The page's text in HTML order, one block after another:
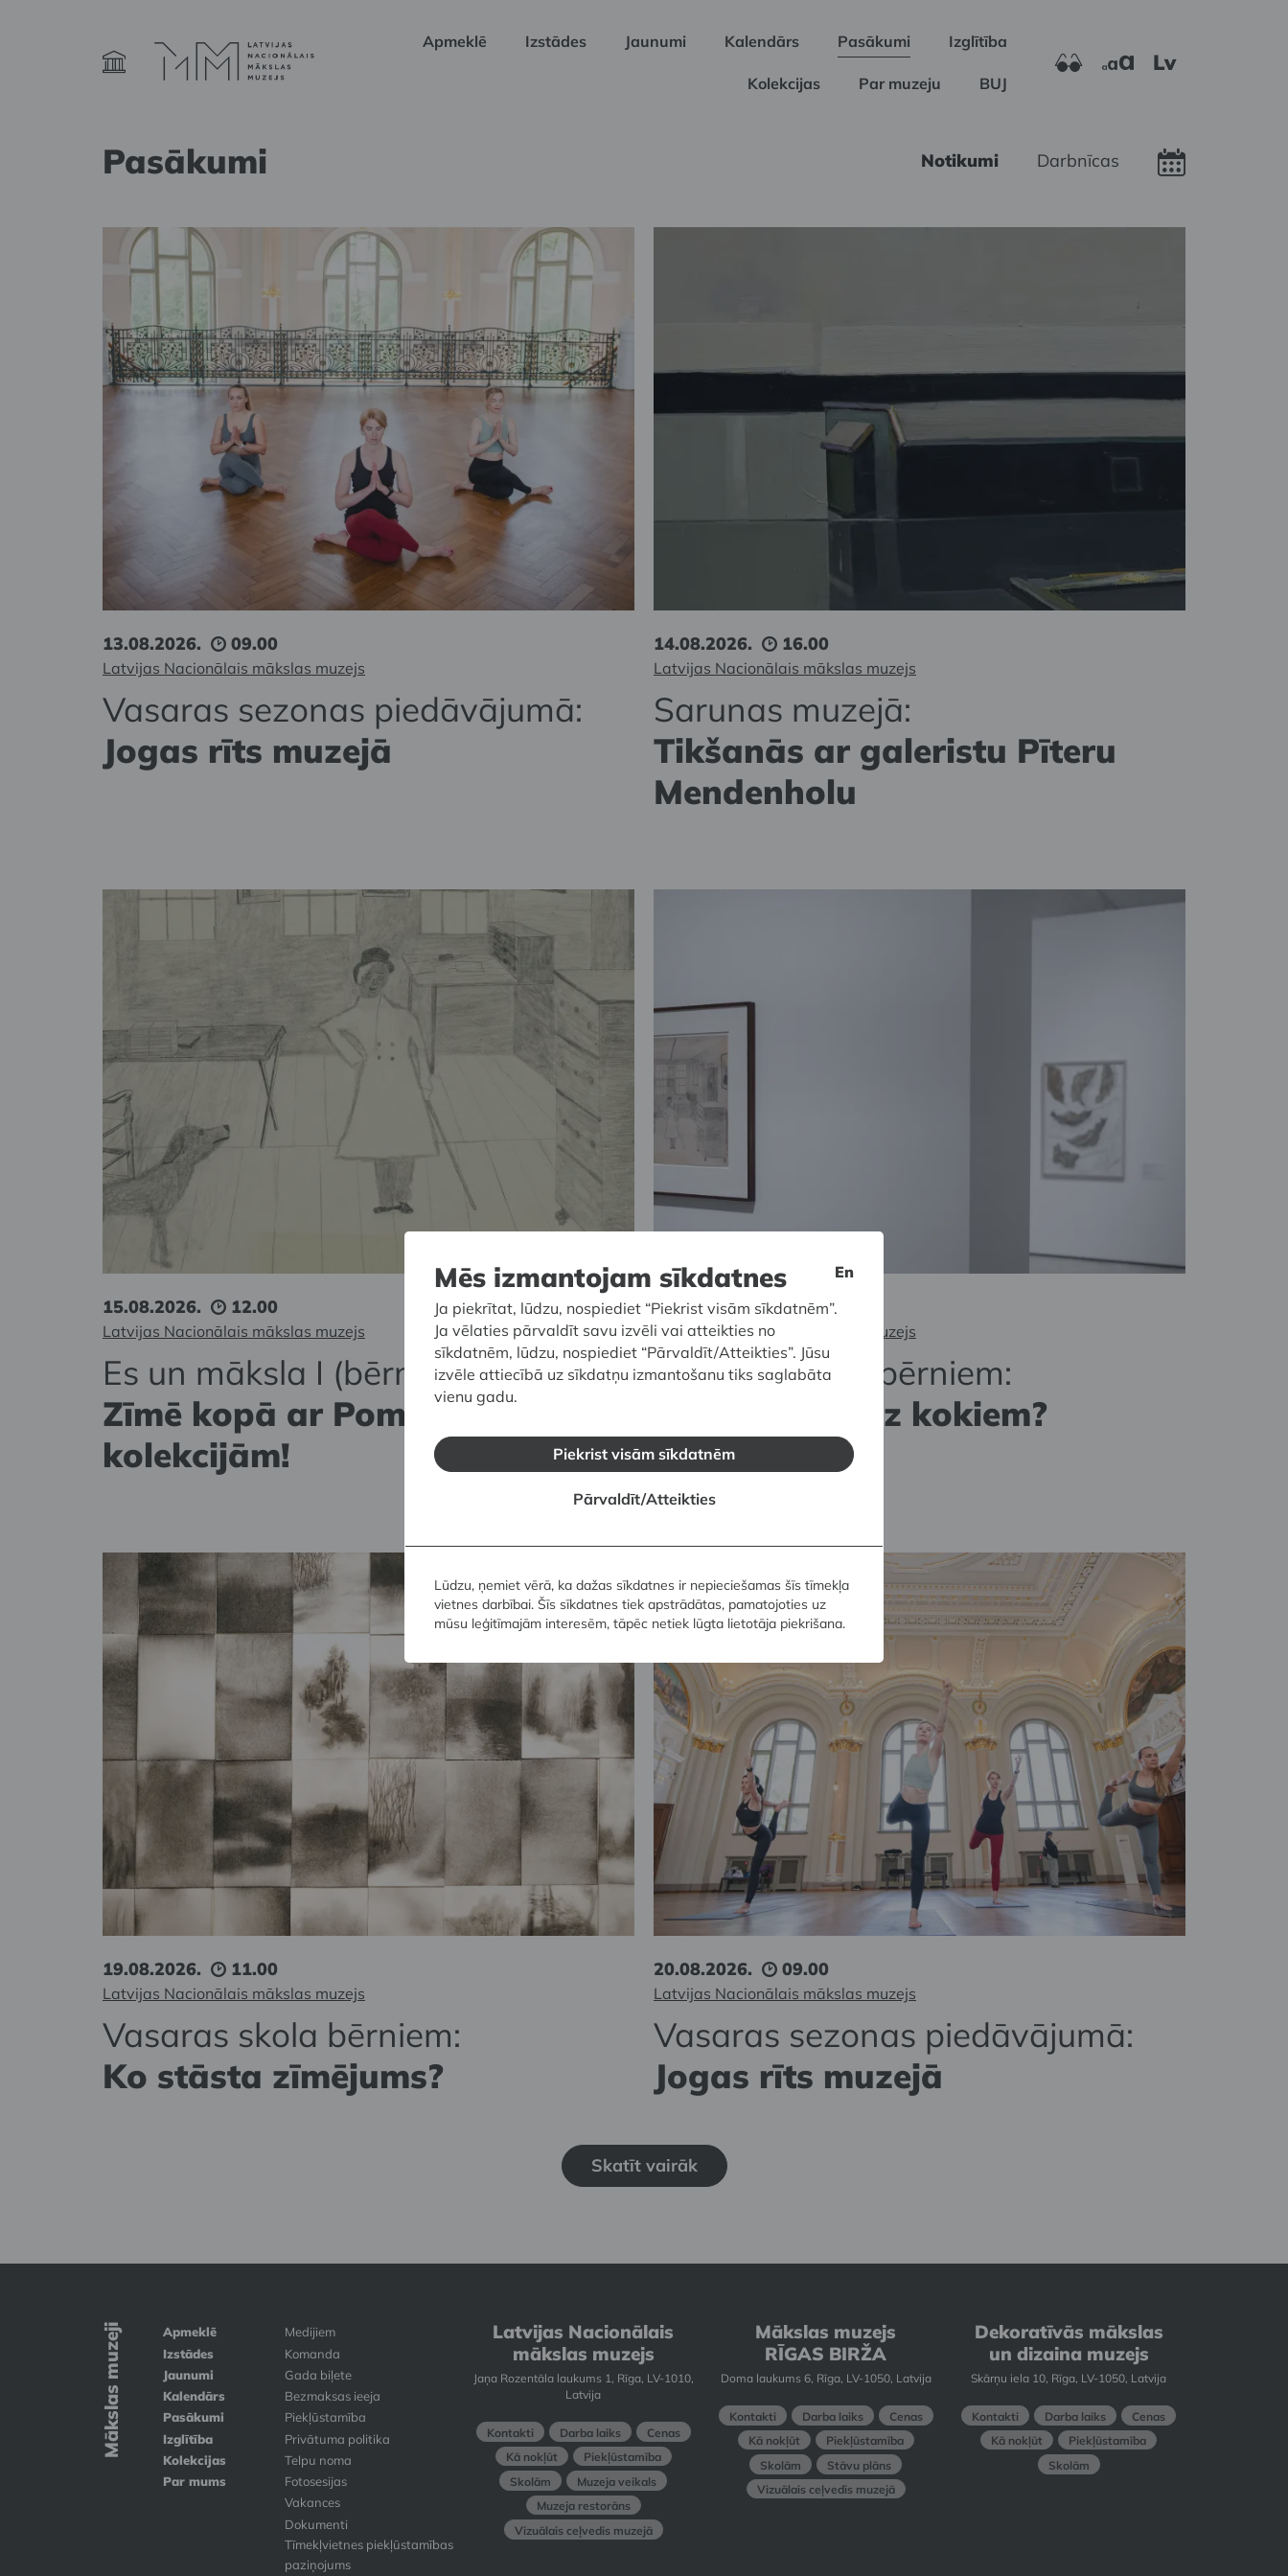
Apmeklē Izstādes Jaunumi Kalendārs Pasākumi Izglītība
Kolekcijas Par muzeju BUJ
Lv
Pasākumi Notikumi Darbnīcas
13.08.2026. 09.00
Latvijas Nacionālais mākslas muzejs
Vasaras sezonas piedāvājumā:
Jogas rīts muzejā
14.08.2026. 16.00
Latvijas Nacionālais mākslas muzejs
Sarunas muzejā:
Tikšanās ar galeristu Pīteru
Mendenholu
15.08.2026. 12.00
Latvijas Nacionālais mākslas muzejs
Es un māksla I (bērniem):
Zīmē kopā ar Pompidū
kolekcijām!
18.08.2026. 11.00
Latvijas Nacionālais mākslas muzejs
Vasaras skola bērniem:
Kas slēpjas aiz kokiem?
19.08.2026. 11.00
Latvijas Nacionālais mākslas muzejs
Vasaras skola bērniem:
Ko stāsta zīmējums?
20.08.2026. 09.00
Latvijas Nacionālais mākslas muzejs
Vasaras sezonas piedāvājumā:
Jogas rīts muzejā
Skatīt vairāk
Mākslas muzeji
Apmeklē
Izstādes
Jaunumi
Kalendārs
Pasākumi
Izglītība
Kolekcijas
Par mums
Medijiem
Komanda
Gada biļete
Bezmaksas ieeja
Piekļūstamība
Privātuma politika
Telpu noma
Fotosesijas
Vakances
Dokumenti
Tīmekļvietnes piekļūstamības
paziņojums
Latvijas Nacionālais
mākslas muzejs
Jaņa Rozentāla laukums 1, Rīga, LV-1010,
Latvija
Kontakti Darba laiks
Cenas
Kā nokļūt
Piekļūstamība
Skolām
Muzeja veikals
Muzeja restorāns
Vizuālais ceļvedis muzejā
Mākslas muzejs
RĪGAS BIRŽA
Doma laukums 6, Rīga, LV-1050, Latvija
Kontakti Darba laiks
Cenas
Kā nokļūt
Piekļūstamība
Skolām
Stāvu plāns
Vizuālais ceļvedis muzejā
Dekoratīvās mākslas
un dizaina muzejs
Skārņu iela 10, Rīga, LV-1050, Latvija
Kontakti Darba laiks
Cenas
Kā nokļūt
Piekļūstamība
Skolām
En
Mēs izmantojam sīkdatnes
Ja piekrītat, lūdzu, nospiediet “Piekrist visām sīkdatnēm”.
Ja vēlaties pārvaldīt savu izvēli vai atteikties no
sīkdatnēm, lūdzu, nospiediet “Pārvaldīt/Atteikties”. Jūsu
izvēle attiecībā uz sīkdatņu izmantošanu tiks saglabāta
vienu gadu.
Piekrist visām sīkdatnēm
Pārvaldīt/Atteikties
Lūdzu, ņemiet vērā, ka dažas sīkdatnes ir nepieciešamas šīs tīmekļa
vietnes darbībai. Šīs sīkdatnes tiek apstrādātas, pamatojoties uz
mūsu leģitīmajām interesēm, tāpēc netiek lūgta lietotāja piekrišana.